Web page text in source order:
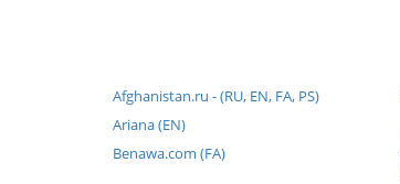
Afghanistan.ru - (RU, EN, FA, PS)
Ariana (EN)
Benawa.com (FA)